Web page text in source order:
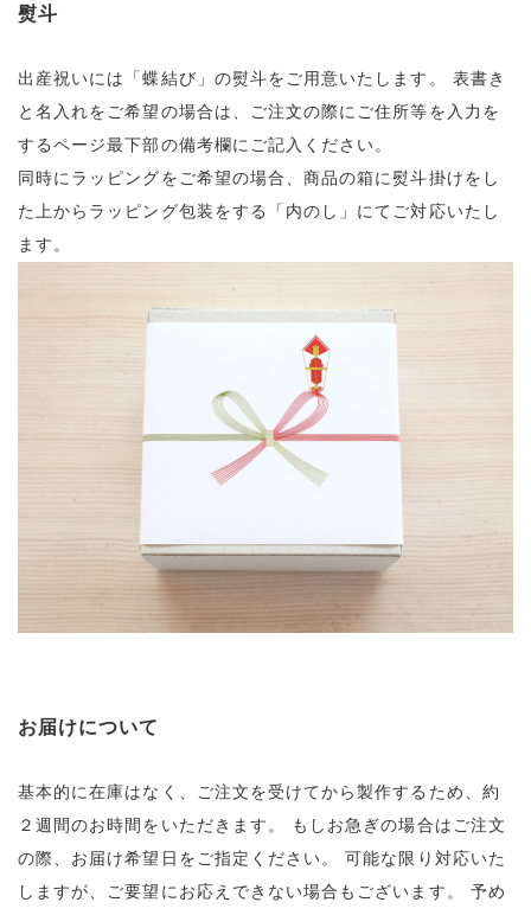
熨斗
出産祝いには「蝶結び」の熨斗をご用意いたします。
表書き
と名入れをご希望の場合は、ご注文の際にご住所等を入力を
するページ最下部の備考欄にご記入ください。
同時にラッピングをご希望の場合、商品の箱に熨斗掛けをし
た上からラッピング包装をする「内のし」にてご対応いたし
ます。
お届けについて
基本的に在庫はなく、ご注文を受けてから製作するため、約
２週間のお時間をいただきます。
もしお急ぎの場合はご注文
の際、お届け希望日をご指定ください。
可能な限り対応いた
しますが、ご要望にお応えできない場合もございます。
予め